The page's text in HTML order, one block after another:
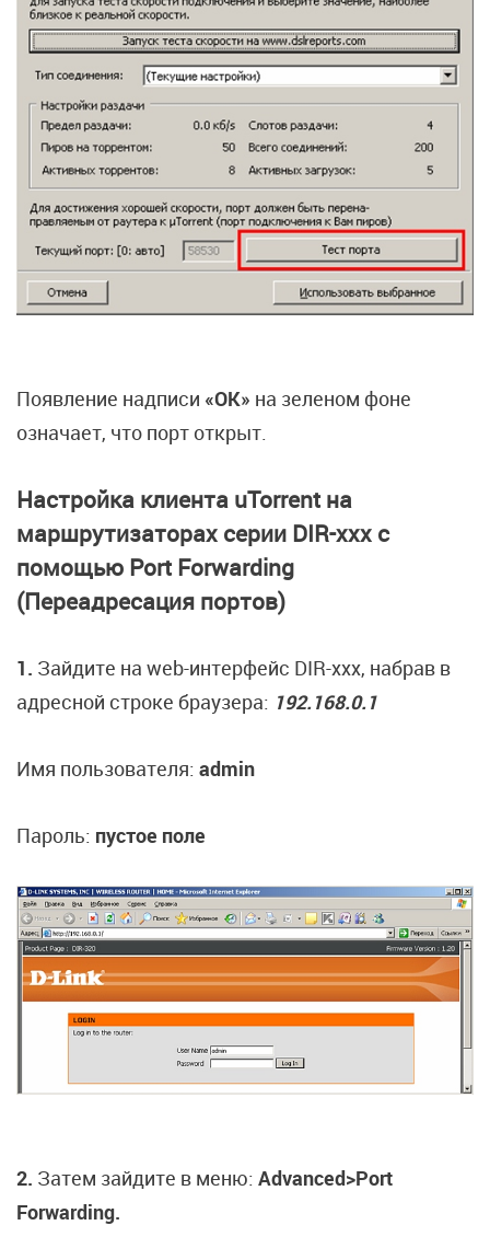
Появление надписи «ОК» на зеленом фоне
означает, что порт открыт.
Настройка клиента uTorrent на
маршрутизаторах серии DIR-ххх c
помощью Port Forwarding
(Переадресация портов)
1. Зайдите на web-интерфейс DIR-xxx, набрав в
адресной строке браузера: 192.168.0.1
Имя пользователя: admin
Пароль: пустое поле
2. Затем зайдите в меню: Advanced>Port
Forwarding.